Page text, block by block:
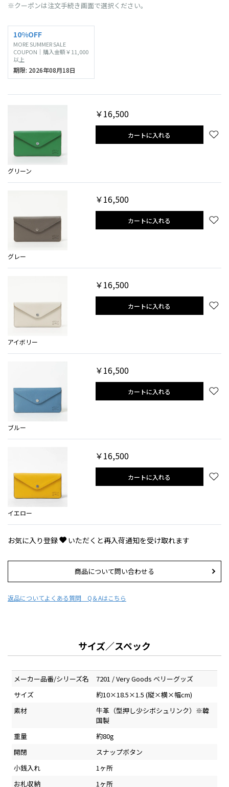
※クーポンは注文手続き画面で選択ください。
10%OFF
MORE SUMMER SALE
COUPON｜購入金額￥11,000
以上
期限: 2026年08月18日
グリーン
￥16,500
カートに入れる
グレー
￥16,500
カートに入れる
アイボリー
￥16,500
カートに入れる
ブルー
￥16,500
カートに入れる
イエロー
￥16,500
カートに入れる
お気に入り登録 いただくと再入荷通知を受け取れます
商品について問い合わせる
返品についてよくある質問 Q＆Aはこちら
サイズ／スペック
メーカー品番/シリーズ名
7201 / Very Goods ベリーグッズ
サイズ
約10×18.5×1.5 (縦×横×幅cm)
素材
牛革（型押し少シボシュリンク）※韓
国製
重量
約80g
開閉
スナップボタン
小銭入れ
1ヶ所
お札収納
1ヶ所